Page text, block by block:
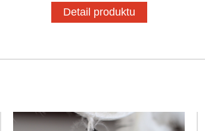
Detail produktu